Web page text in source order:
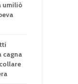
umiliò
cagna